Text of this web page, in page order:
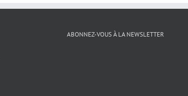
ABONNEZ-VOUS À LA NEWSLETTER